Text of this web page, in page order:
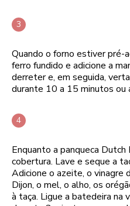
Quando o forno estiver pré-
ferro fundido e adicione a
derreter e, em seguida,
durante 10 a 15 minutos ou
Enquanto a panqueca
cobertura. Lave e seque a
Adicione o azeite, o vinagre
Dijon, o mel, o alho, os
à taça. Ligue a batedeira na